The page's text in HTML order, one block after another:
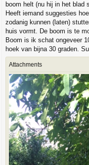
boom helt (nu hij in het blad
Heeft iemand suggesties
zodanig kunnen (laten)
huis vormt. De boom is te
Boom is ik schat ongeveer
hoek van bijna 30 graden.
Attachments